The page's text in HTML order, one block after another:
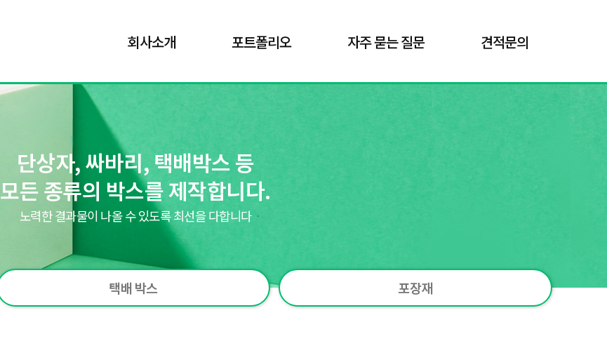
회사소개 포트폴리오 자주 묻는 질문 견적문의
단상자, 싸바리, 택배박스 등
모든 종류의 박스를 제작합니다.
노력한 결과물이 나올 수 있도록 최선을 다합니다
택배 박스 포장재